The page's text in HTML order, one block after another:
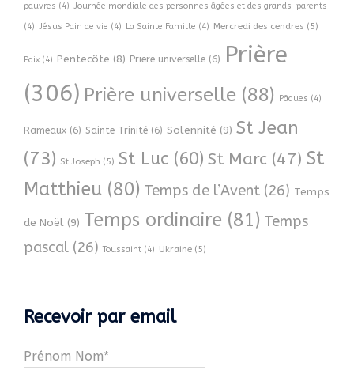
pauvres (4) Journée mondiale des personnes âgées et des grands-parents
(4) Jésus Pain de vie (4) La Sainte Famille (4) Mercredi des cendres (5)
Paix (4) Pentecôte (8) Priere universelle (6)
Prière
(306) Prière universelle (88) Pâques (4)
Rameaux (6) Sainte Trinité (6) Solennité (9) St Jean
(73) St Joseph (5) St Luc (60) St Marc (47) St
Matthieu (80) Temps de l’Avent (26) Temps
de Noël (9) Temps ordinaire (81) Temps
pascal (26) Toussaint (4) Ukraine (5)
Recevoir par email
Prénom Nom*